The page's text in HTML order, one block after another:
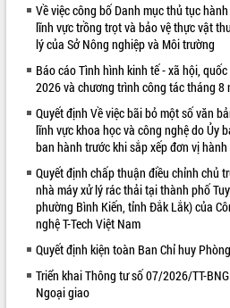
VIDEO
Loading the player...
Khám bệnh, cấp phát thuốc miễn phí
và tặng quà người dân xã Cư Pui
Hội nghị UBND tỉnh Đắk Lắk thường kỳ
tháng 7/2026
Lễ truy tặng danh hiệu “Bà Mẹ Việt
Nam Anh hùng” và trao Huân chương
Lao động
UBND tỉnh Đắk Lắk triển khai nhiệm
vụ 6 tháng cuối năm 2026
Kỳ họp thứ Hai, Hội đồng nhân dân
tỉnh khóa XI quyết nghị nhiều nội dung
ALBUM ẢNH
Về việc công bố Danh mục thủ tục
lĩnh vực trồng trọt và bảo vệ thực vật
lý của Sở Nông nghiệp và Môi trường
Báo cáo Tình hình kinh tế - xã hội,
2026 và chương trình công tác tháng 8
Quyết định Về việc bãi bỏ một số văn
lĩnh vực khoa học và công nghệ do Ủy
ban hành trước khi sắp xếp đơn vị
Quyết định chấp thuận điều chỉnh chủ
nhà máy xử lý rác thải tại thành phố
phường Bình Kiến, tỉnh Đắk Lắk) của
nghệ T-Tech Việt Nam
Quyết định kiện toàn Ban Chỉ huy
Triển khai Thông tư số 07/2026/TT-
Ngoại giao